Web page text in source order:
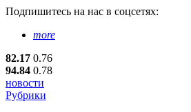
Подпишитесь на нас в соцсетях:
more
82.17 0.76
94.84 0.78
новости
Рубрики